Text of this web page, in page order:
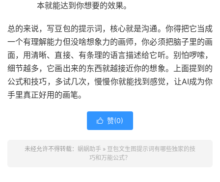
本就能达到你想要的效果。
总的来说，写豆包的提示词，核心就是沟通。你得把它当成
一个有理解能力但没啥想象力的画师，你必须把脑子里的画
面，用清晰、直接、有条理的语言描述给它听。别怕啰嗦，
细节越多，它画出来的东西就越接近你的想象。上面提到的
公式和技巧，多试几次，慢慢你就能找到感觉，让AI成为你
手里真正好用的画笔。
 赞(0)
未经允许不得转载： 蜗蜗助手 » 豆包文生图提示词有哪些独家的技
巧和万能公式？